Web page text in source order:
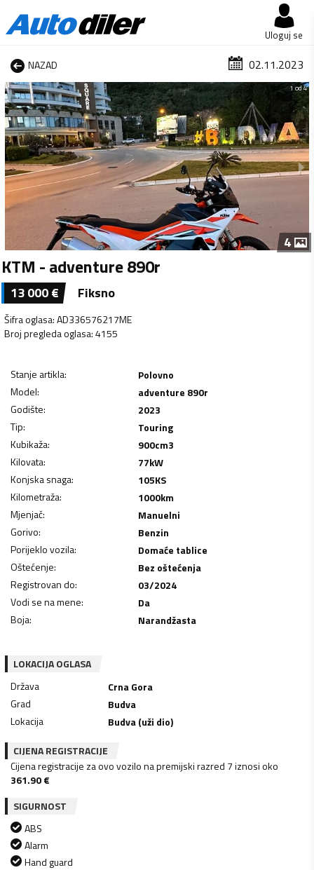
Uloguj se
NAZAD 02.11.2023
1 od 4
4
KTM - adventure 890r
13 000€ Fiksno
Šifra oglasa:AD336576217ME
Broj pregleda oglasa:4155
Stanje artikla:
Polovno
Model:
adventure 890r
Godište:
2023
Tip:
Touring
Kubikaža: 900cm3
Kilovata: 77kW
Konjska snaga: 105KS
Kilometraža: 1000km
Mjenjač:
Manuelni
Gorivo:
Benzin
Porijeklo vozila:
Domaće tablice
Oštećenje:
Bez oštećenja
Registrovan do:
03/2024
Vodi se na mene:
Da
Boja: Narandžasta
LOKACIJA OGLASA
Država
Crna Gora
Grad
Budva
Lokacija
Budva (uži dio)
CIJENA REGISTRACIJE
Cijena registracije za ovo vozilo na premijski razred 7 iznosi oko
361.90€
SIGURNOST
ABS
Alarm
Hand guard